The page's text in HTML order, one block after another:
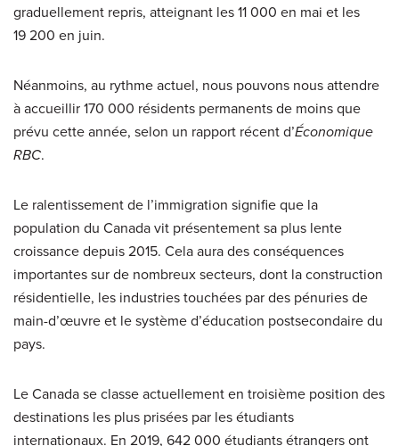
graduellement repris, atteignant les 11 000 en mai et les
19 200 en juin.
Néanmoins, au rythme actuel, nous pouvons nous attendre
à accueillir 170 000 résidents permanents de moins que
prévu cette année, selon un rapport récent d’Économique
RBC.
Le ralentissement de l’immigration signifie que la
population du Canada vit présentement sa plus lente
croissance depuis 2015. Cela aura des conséquences
importantes sur de nombreux secteurs, dont la construction
résidentielle, les industries touchées par des pénuries de
main-d’œuvre et le système d’éducation postsecondaire du
pays.
Le Canada se classe actuellement en troisième position des
destinations les plus prisées par les étudiants
internationaux. En 2019, 642 000 étudiants étrangers ont